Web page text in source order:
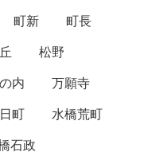
町新
町長
松野
内
万願寺
町
水橋荒町
石政